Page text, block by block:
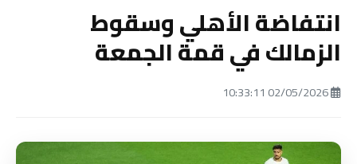
انتفاضة الأهلي وسقوط
الزمالك في قمة الجمعة